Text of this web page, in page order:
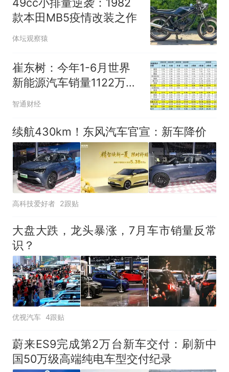
款本田MB5疫情改装之作
体坛观察猿
崔东树：今年1-6月世界
新能源汽车销量1122万台
中国占比达62%
智通财经
续航430km！东风汽车官宣：新车降价
高科技爱好者 2跟贴
大盘大跌，龙头暴涨，7月车市销量反常
识？
优视汽车 4跟贴
蔚来ES9完成第2万台新车交付：刷新中
国50万级高端纯电车型交付纪录